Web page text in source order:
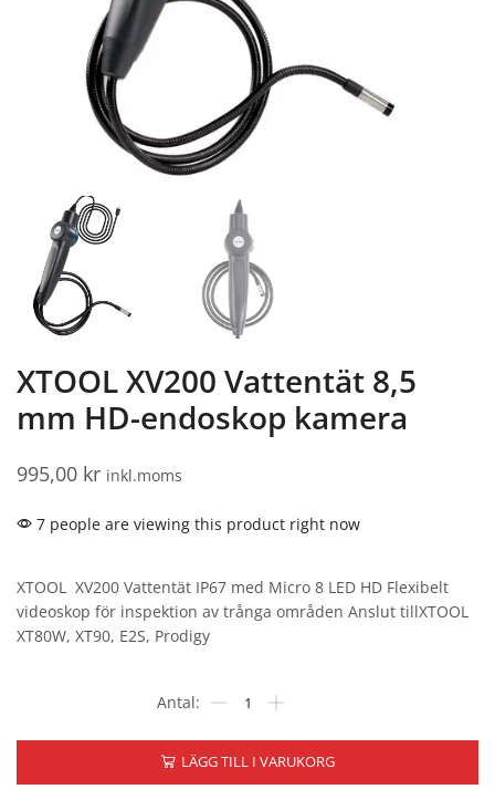
XTOOL XV200 Vattentät 8,5
mm HD-endoskop kamera
995,00 kr inkl.moms
7 people are viewing this product right now
XTOOL XV200 Vattentät IP67 med Micro 8 LED HD Flexibelt
videoskop för inspektion av trånga områden Anslut tillXTOOL
XT80W, XT90, E2S, Prodigy
LÄGG TILL I VARUKORG